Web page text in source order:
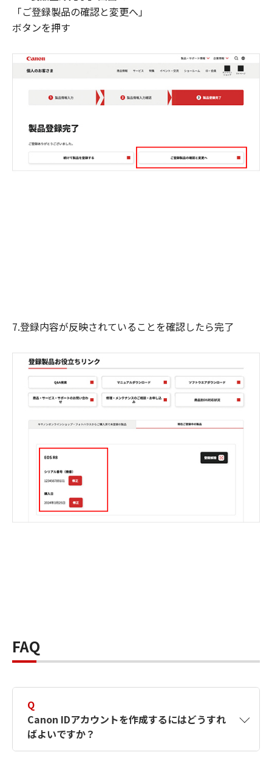
「ご登録製品の確認と変更へ」
ボタンを押す
7.登録内容が反映されていることを確認したら完了
FAQ
Q
Canon IDアカウントを作成するにはどうすれ
ばよいですか？